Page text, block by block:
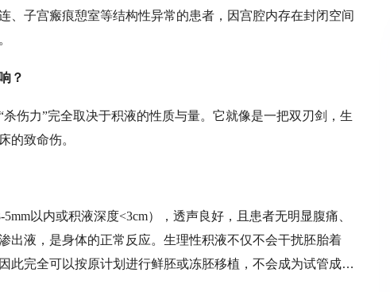
、子宫瘢痕憩室等结构性异常的患者，因宫腔内存在封闭空间
？
杀伤力”完全取决于积液的性质与量。它就像是一把双刃剑，生
的致命伤。
以内或积液深度<3cm），透声良好，且患者无明显腹痛、
出液，是身体的正常反应。生理性积液不仅不会干扰胚胎着
此完全可以按原计划进行鲜胚或冻胚移植，不会成为试管成功